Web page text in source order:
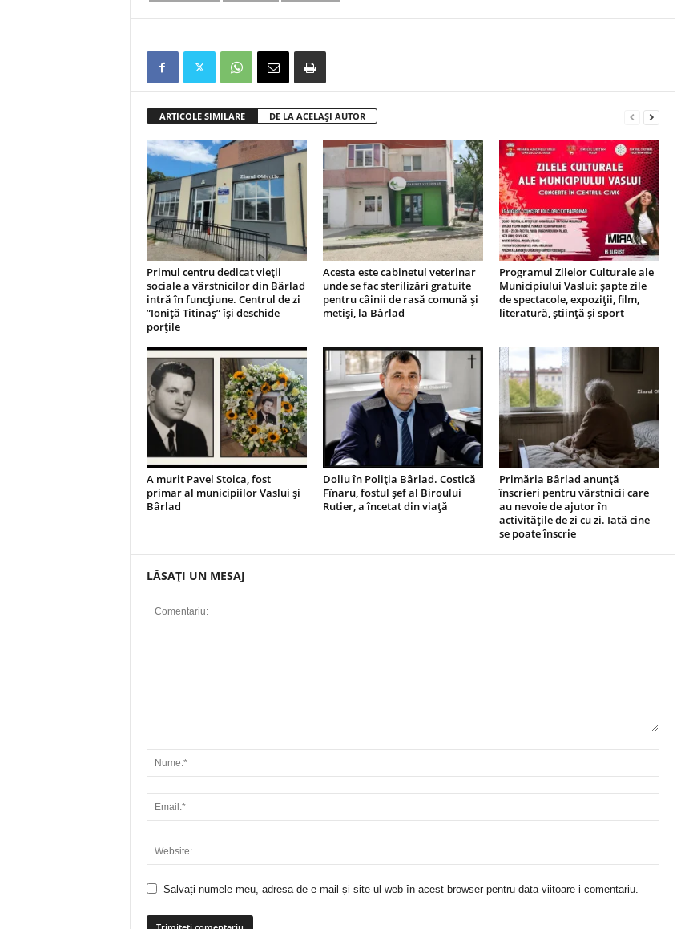
ARTICOLE SIMILARE DE LA ACELAȘI AUTOR
Primul centru dedicat vieții
sociale a vârstnicilor din Bârlad
intră în funcțiune. Centrul de zi
”Ioniță Titinaș” își deschide
porțile
Acesta este cabinetul veterinar
unde se fac sterilizări gratuite
pentru câinii de rasă comună și
metiși, la Bârlad
Programul Zilelor Culturale ale
Municipiului Vaslui: șapte zile
de spectacole, expoziții, film,
literatură, știință și sport
A murit Pavel Stoica, fost
primar al municipiilor Vaslui și
Bârlad
Doliu în Poliția Bârlad. Costică
Fînaru, fostul șef al Biroului
Rutier, a încetat din viață
Primăria Bârlad anunță
înscrieri pentru vârstnicii care
au nevoie de ajutor în
activitățile de zi cu zi. Iată cine
se poate înscrie
LĂSAȚI UN MESAJ
Salvați numele meu, adresa de e-mail și site-ul web în acest browser pentru data viitoare i comentariu.